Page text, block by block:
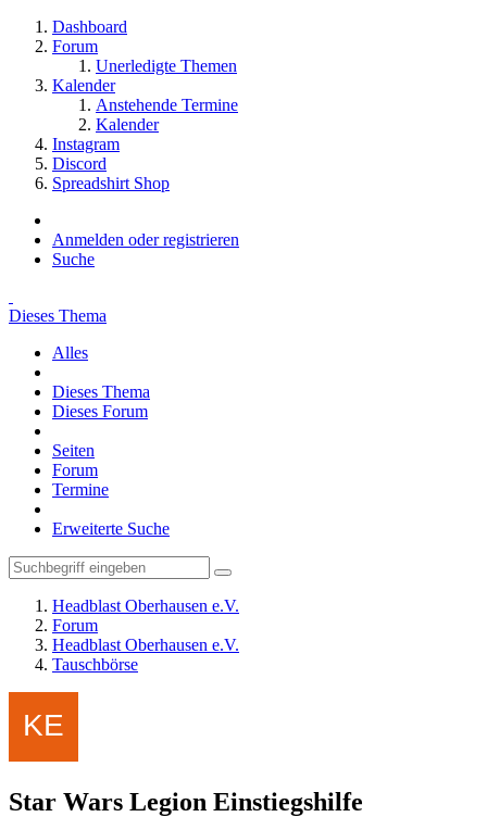
Dashboard
Forum
Unerledigte Themen
Kalender
Anstehende Termine
Kalender
Instagram
Discord
Spreadshirt Shop
Anmelden oder registrieren
Suche
Dieses Thema
Alles
Dieses Thema
Dieses Forum
Seiten
Forum
Termine
Erweiterte Suche
Headblast Oberhausen e.V.
Forum
Headblast Oberhausen e.V.
Tauschbörse
Star Wars Legion Einstiegshilfe